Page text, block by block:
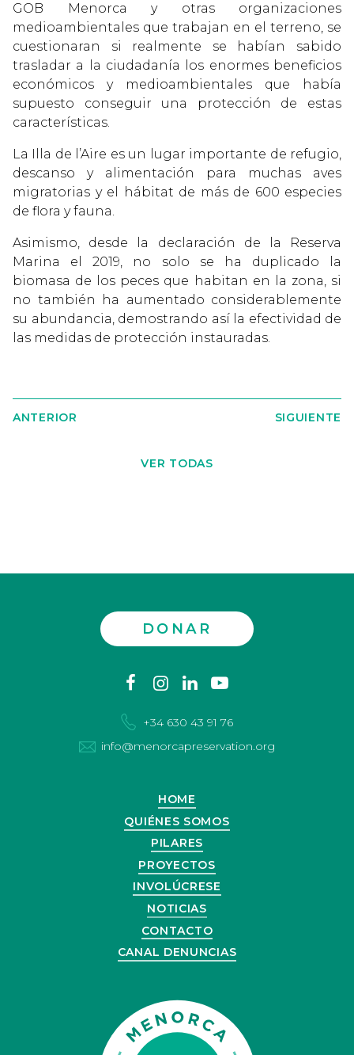
GOB Menorca y otras organizaciones
medioambientales que trabajan en el terreno, se
cuestionaran si realmente se habían sabido
trasladar a la ciudadanía los enormes beneficios
económicos y medioambientales que había
supuesto conseguir una protección de estas
características.
La Illa de l’Aire es un lugar importante de refugio,
descanso y alimentación para muchas aves
migratorias y el hábitat de más de 600 especies
de flora y fauna.
Asimismo, desde la declaración de la Reserva
Marina el 2019, no solo se ha duplicado la
biomasa de los peces que habitan en la zona, si
no también ha aumentado considerablemente
su abundancia, demostrando así la efectividad de
las medidas de protección instauradas.
ANTERIOR
VER TODAS
SIGUIENTE
DONAR
facebook
instagram
linkedin
+34 630 43 91 76
info@menorcapreservation.org
HOME
QUIÉNES SOMOS
PILARES
PROYECTOS
INVOLÚCRESE
NOTICIAS
CONTACTO
CANAL DENUNCIAS